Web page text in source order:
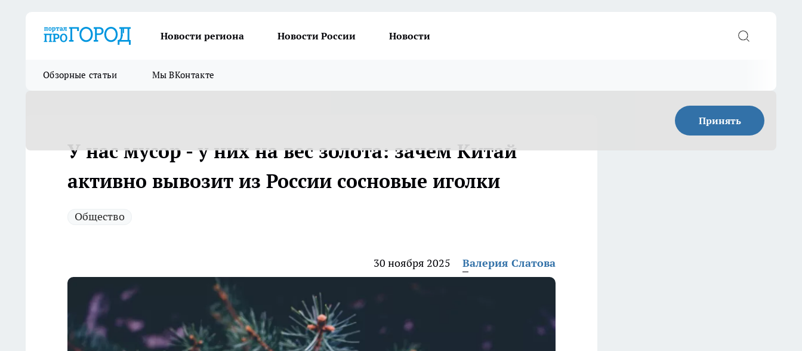
Новости региона Новости России Новости
Обзорные статьи Мы ВКонтакте
Принять
У нас мусор - у них на вес золота: зачем Китай
активно вывозит из России сосновые иголки
Общество
30 ноября 2025 Валерия Слатова